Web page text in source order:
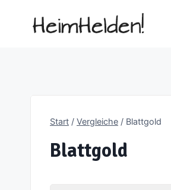
Start / Vergleiche / Blattgold
Blattgold